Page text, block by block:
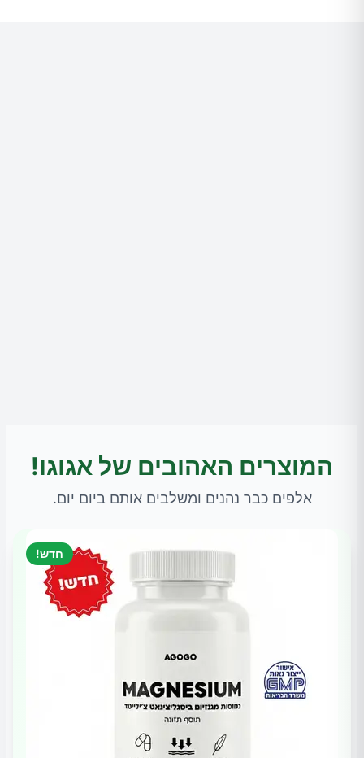
המוצרים האהובים של אגוגו!
אלפים כבר נהנים ומשלבים אותם ביום יום.
חדש!